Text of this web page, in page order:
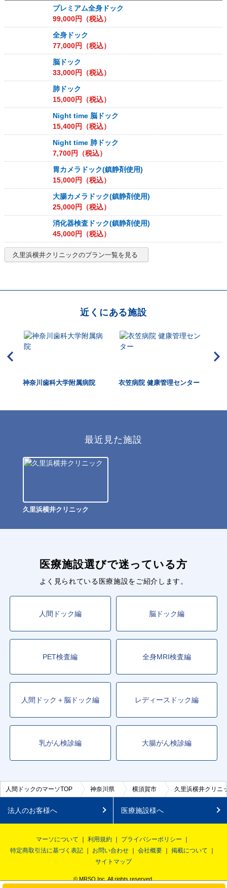
プレミアム全身ドック
99,000円（税込）
全身ドック
77,000円（税込）
脳ドック
33,000円（税込）
肺ドック
15,000円（税込）
Night time 脳ドック
15,400円（税込）
Night time 肺ドック
7,700円（税込）
胃カメラドック(鎮静剤使用)
15,000円（税込）
大腸カメラドック(鎮静剤使用)
25,000円（税込）
消化器検査ドック(鎮静剤使用)
45,000円（税込）
久里浜横井クリニックのプラン一覧を見る
近くにある施設
神奈川歯科大学附属病院 衣笠病院 健康管理センター
最近見た施設
久里浜横井クリニック
医療施設選びで迷っている方
よく見られている医療施設をご紹介します。
人間ドック編 脳ドック編
PET検査編 全身MRI検査編
人間ドック＋脳ドック編 レディースドック編
乳がん検診編 大腸がん検診編
人間ドックのマーソTOP 神奈川県 横須賀市 久里浜横井クリニ
法人のお客様へ 医療施設様へ
マーソについて 利用規約
プライバシーポリシー
特定商取引法に基づく表記
お問い合わせ 会社概要
掲載について
サイトマップ
© MRSO Inc. All rights reserved.